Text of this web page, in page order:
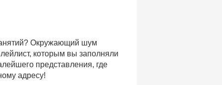
Окружающий шум
которым вы заполняли
представления, где
адресу!